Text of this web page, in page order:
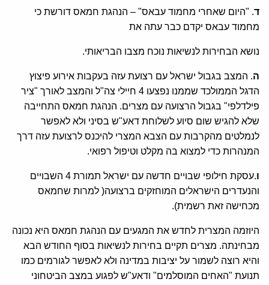
ד. "היום שאחרי מחמוד עבאס" – הנהגת חמאס דורשת כי
מחמוד עבאס יקדם כבר עתה את
נושא הבחירות לנשיאות נוכח מצבו הבריאותי.
ה. המצב בגבול ישראל עם רצועת עזה בעקבות אירוע פיצוץ
הדגל הממולכד שממנו נפצעו 4 חיילי צה"ל והמצב לאורך "ציר
פילדלפי" בגבול הרצועה עם מצרים. הנהגת חמאס התחייבה
שלא להגיש שום סיוע לשלוחת דאע"ש בסיני ולא לאפשר
לנמלטים מהקרבות עם הצבא המצרי להיכנס לרצועת עזה דרך
המנהרות כדי למצוא בה מקלט וטיפול רפואי.
ו
.עסקת חילופי שבויים חדשה עם ישראל תמורת 4 השבויים
והנעדרים הישראלים המוחזקים ברצועה( למרות שחמאס
מכחישה זאת רשמית).
היוזמה המצרית לחדש את המגעים עם הנהגת חמאס היא נכונה
מבחינתה. מצרים תקיים בחירות לנשיאות בסוף החודש הבא
והיא רוצה לשמור על יציבות במדינה ולא לאפשר לגורמים כמו
תנועת "האחים המוסלמים" ודאע"ש לפגוע במצב הביטחוני